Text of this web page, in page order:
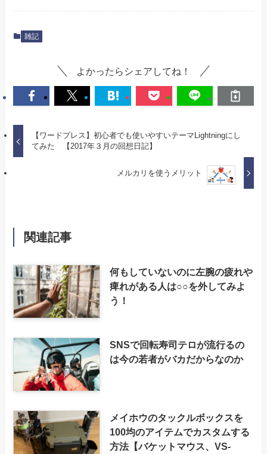
雑記
よかったらシェアしてね！
【ワードプレス】初心者でも使いやすいテーマLightningにし
てみた 【2017年３月の回想日記】
メルカリを使うメリット
関連記事
何もしていないのに左腕の疲れや
痺れがある人は○○を外してみよ
う！
SNSで回転寿司テロが流行るの
は今の若者がバカだからなのか
メイホウのタックルボックスを
100均のアイテムでカスタムする
方法【バケットマウス、VS-